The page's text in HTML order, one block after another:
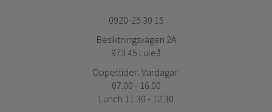
0920-25 30 15
Besiktningsvägen 2A
973 45 Luleå
Öppettider: Vardagar:
07.00 - 16.00
Lunch 11:30 - 12:30